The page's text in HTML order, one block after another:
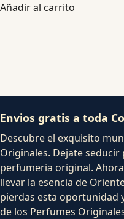
Añadir al carrito
Envios gratis a toda
Descubre el exquisito
Originales. Dejate
perfumeria original.
llevar la esencia de
pierdas esta oportunidad
de los Perfumes